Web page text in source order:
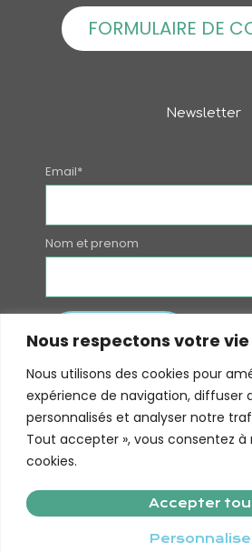
Nous respectons votre
Nous utilisons des cookies pour
expérience de navigation, diffuser
personnalisés et analyser notre
Tout accepter », vous consentez
cookies.
Accepter
FORMULAIRE DE
Newsletter
Email*
Nom et prenom
© 2022 Tous droits réservés -
Seine.